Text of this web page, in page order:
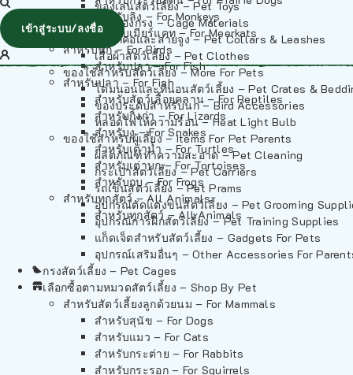
ของเล่นสัตว์เลี้ยง – Pet Toys
วัสดุรองกรง – Cage Materials
ปลอกคอและสายจูง – Pet Collars & Leashes
เสื้อผ้าสัตว์เลี้ยง – Pet Clothes
ของใช้สำหรับสัตว์เลี้ยง – More For Pets
โดมนอนและที่นอนสัตว์เลี้ยง – Pet Crates &
ของประดับสำหรับนก – Bird Accessories
หลอดไฟให้ความร้อน – Heat Light Bulb
ของใช้สำหรับผู้เลี้ยง – Items For Pet Parents
ผลิตภัณฑ์ทำความสะอาด – Pet Cleaning
กระเป๋าสัตว์เลี้ยง – Pet Carriers
รถเข็นสัตว์เลี้ยง – Pet Prams
อุปกรณ์ตัดแต่งขนสัตว์เลี้ยง – Pet Grooming
อุปกรณ์การฝึกสัตว์เลี้ยง – Pet Training Supplies
แก็ดเจ็ตสำหรับสัตว์เลี้ยง – Gadgets For Pets
อุปกรณ์เสริมอื่นๆ – Other Accessories For
กรงสัตว์เลี้ยง – Pet Cages
เลือกซื้อตามหมวดสัตว์เลี้ยง – Shop By Pet
สำหรับสัตว์เลี้ยงลูกด้วยนม – For Mammals
สำหรับสุนัข – For Dogs
สำหรับแมว – For Cats
สำหรับกระต่าย – For Rabbits
สำหรับกระรอก – For Squirrels
สำหรับลิง – For Monkeys
สำหรับเมียร์แคท – For Meerkats
สำหรับนก – For Birds
สำหรับปลา – For Fish
สำหรับปลา – For Fish
สำหรับสัตว์เลื้อยคลาน – For Reptiles
สำหรับกิ้งก่า – For Lizards
สำหรับงู – For Snakes
สำหรับเต่าน้ำ – For Turtles
สำหรับเต่าบก – For Tortoises
สำหรับกบ – For Frogs
สำหรับทุกสัตว์ – All Animals
สำหรับทุกสัตว์ – All Animals
เข้าสู่ระบบ/ลงชื่อ